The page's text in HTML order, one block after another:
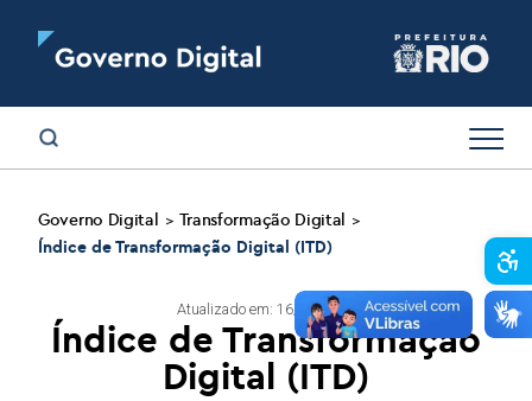
Governo Digital > Transformação Digital >
Índice de Transformação Digital (ITD)
Atualizado em: 16/07/2025
Índice de Transformação
Digital (ITD)